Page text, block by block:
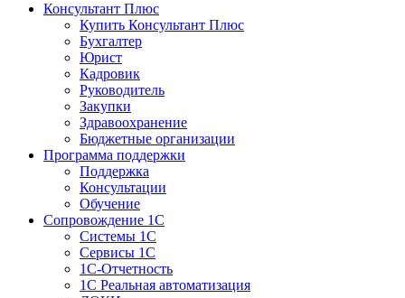
Консультант Плюс
Купить Консультант Плюс
Бухгалтер
Юрист
Кадровик
Руководитель
Закупки
Здравоохранение
Бюджетные организации
Программа поддержки
Поддержка
Консультации
Обучение
Сопровождение 1С
Системы 1С
Сервисы 1С
1C-Отчетность
1С Реальная автоматизация